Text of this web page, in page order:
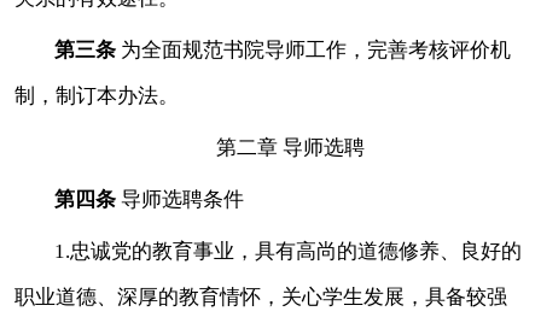
第三条 为全面规范书院导师工作，完善考核评价机
制，制订本办法。
第二章 导师选聘
第四条 导师选聘条件
1.忠诚党的教育事业，具有高尚的道德修养、良好的
职业道德、深厚的教育情怀，关心学生发展，具备较强